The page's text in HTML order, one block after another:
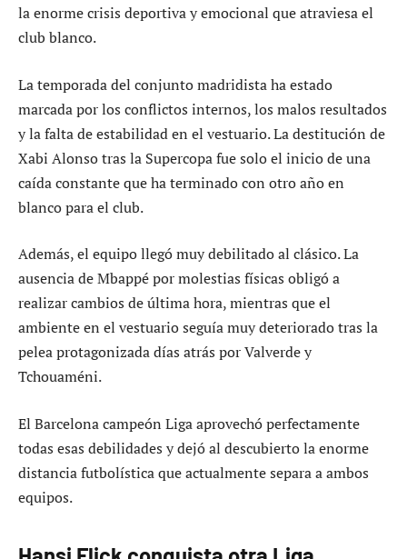
la enorme crisis deportiva y emocional que atraviesa el
club blanco.
La temporada del conjunto madridista ha estado
marcada por los conflictos internos, los malos resultados
y la falta de estabilidad en el vestuario. La destitución de
Xabi Alonso tras la Supercopa fue solo el inicio de una
caída constante que ha terminado con otro año en
blanco para el club.
Además, el equipo llegó muy debilitado al clásico. La
ausencia de Mbappé por molestias físicas obligó a
realizar cambios de última hora, mientras que el
ambiente en el vestuario seguía muy deteriorado tras la
pelea protagonizada días atrás por Valverde y
Tchouaméni.
El Barcelona campeón Liga aprovechó perfectamente
todas esas debilidades y dejó al descubierto la enorme
distancia futbolística que actualmente separa a ambos
equipos.